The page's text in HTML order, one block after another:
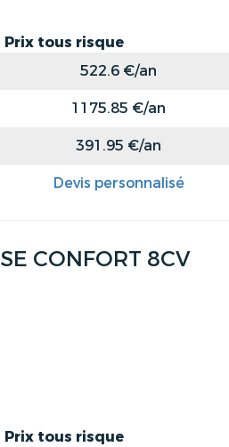
Prix tous risque
522.6 €/an
1175.85 €/an
391.95 €/an
Devis personnalisé
CONFORT 8CV
Prix tous risque